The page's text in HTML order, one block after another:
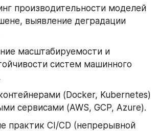
производительности моделей
выявление деградации
масштабируемости и
систем машинного
(Docker, Kubernetes)
сервисами (AWS, GCP, Azure).
практик CI/CD (непрерывной